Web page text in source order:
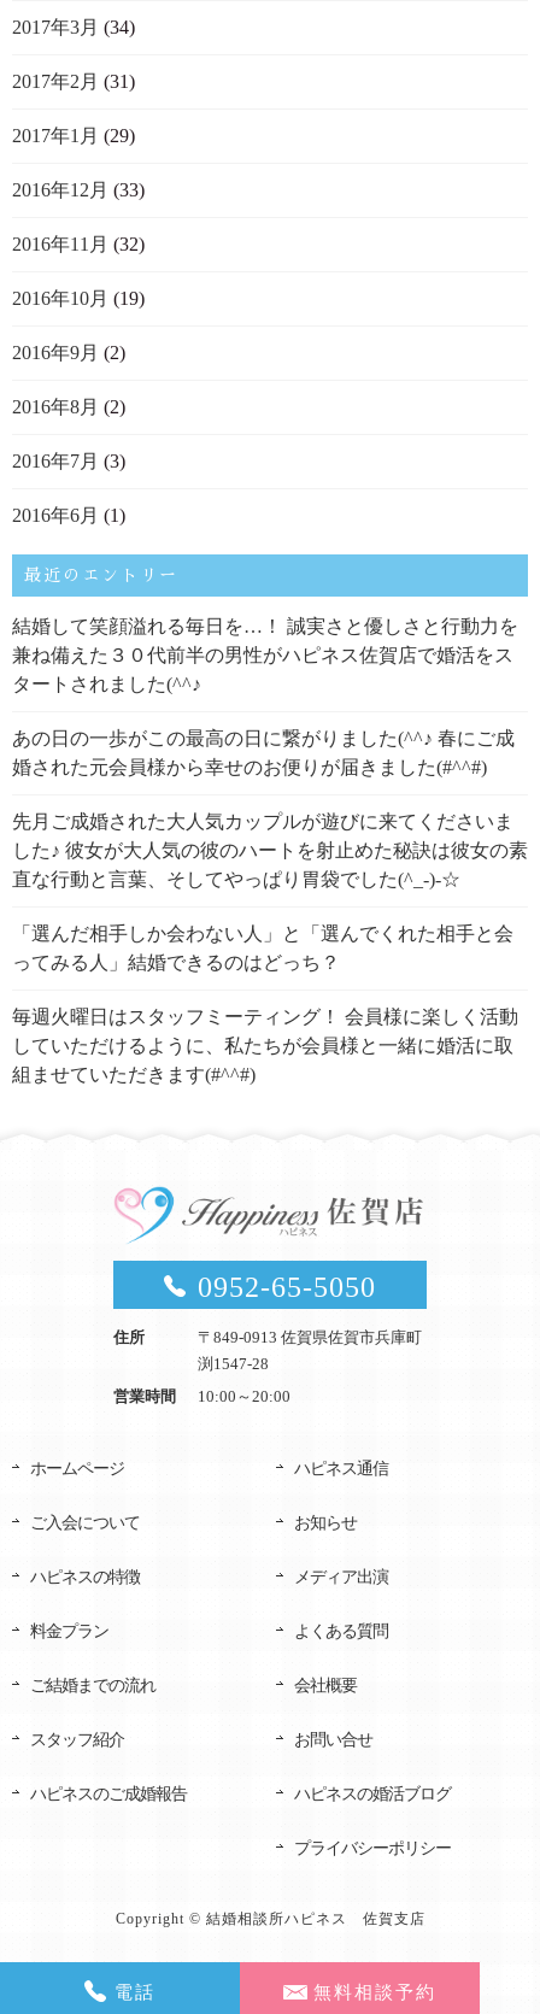
2017年3月 (34)
2017年2月 (31)
2017年1月 (29)
2016年12月 (33)
2016年11月 (32)
2016年10月 (19)
2016年9月 (2)
2016年8月 (2)
2016年7月 (3)
2016年6月 (1)
最近のエントリー
結婚して笑顔溢れる毎日を…！ 誠実さと優しさと行動力を
兼ね備えた３０代前半の男性がハピネス佐賀店で婚活をス
タートされました(^^♪
あの日の一歩がこの最高の日に繋がりました(^^♪ 春にご成
婚された元会員様から幸せのお便りが届きました(#^^#)
先月ご成婚された大人気カップルが遊びに来てくださいま
した♪ 彼女が大人気の彼のハートを射止めた秘訣は彼女の素
直な行動と言葉、そしてやっぱり胃袋でした(^_-)-☆
「選んだ相手しか会わない人」と「選んでくれた相手と会
ってみる人」結婚できるのはどっち？
毎週火曜日はスタッフミーティング！ 会員様に楽しく活動
していただけるように、私たちが会員様と一緒に婚活に取
組ませていただきます(#^^#)
0952-65-5050
住所
〒849-0913 佐賀県佐賀市兵庫町
渕1547-28
営業時間
10:00～20:00
ホームページ
ご入会について
ハピネスの特徴
料金プラン
ご結婚までの流れ
スタッフ紹介
ハピネスのご成婚報告
ハピネス通信
お知らせ
メディア出演
よくある質問
会社概要
お問い合せ
ハピネスの婚活ブログ
プライバシーポリシー
Copyright © 結婚相談所ハピネス 佐賀支店
電話 無料相談予約